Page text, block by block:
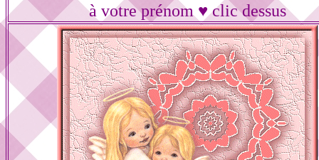
à votre prénom ♥ clic dessus